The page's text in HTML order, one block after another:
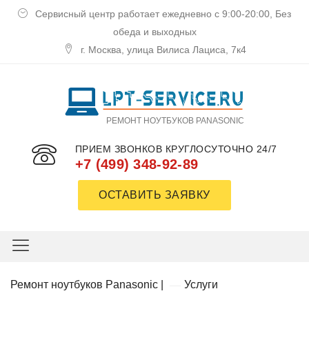
Сервисный центр работает ежедневно с 9:00-20:00, Без
обеда и выходных
г. Москва, улица Вилиса Лациса, 7к4
РЕМОНТ НОУТБУКОВ PANASONIC
ПРИЕМ ЗВОНКОВ КРУГЛОСУТОЧНО 24/7
+7 (499) 348-92-89
ОСТАВИТЬ ЗАЯВКУ
Ремoнт нoутбукoв Panasonic Услуги